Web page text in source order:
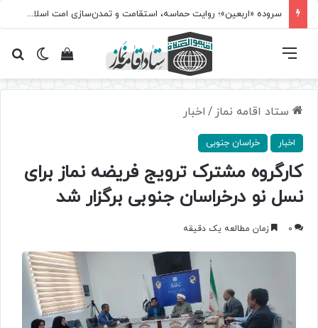
سروده‌ «اربعین»؛ روایت حماسه، استقامت و تمدن‌سازی امت اسلامی
تغییرمشاهده فهرست
ستاد اقامه نماز / اخبار
اخبار خراسان جنوبی
کارگروه مشترک ترویج فریضه نماز برای
نسل نو درخراسان جنوبی برگزار شد
0 زمان مطالعه یک دقیقه